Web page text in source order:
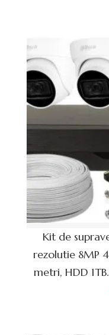
Kit de
rezolutie 8MP
metri, HDD